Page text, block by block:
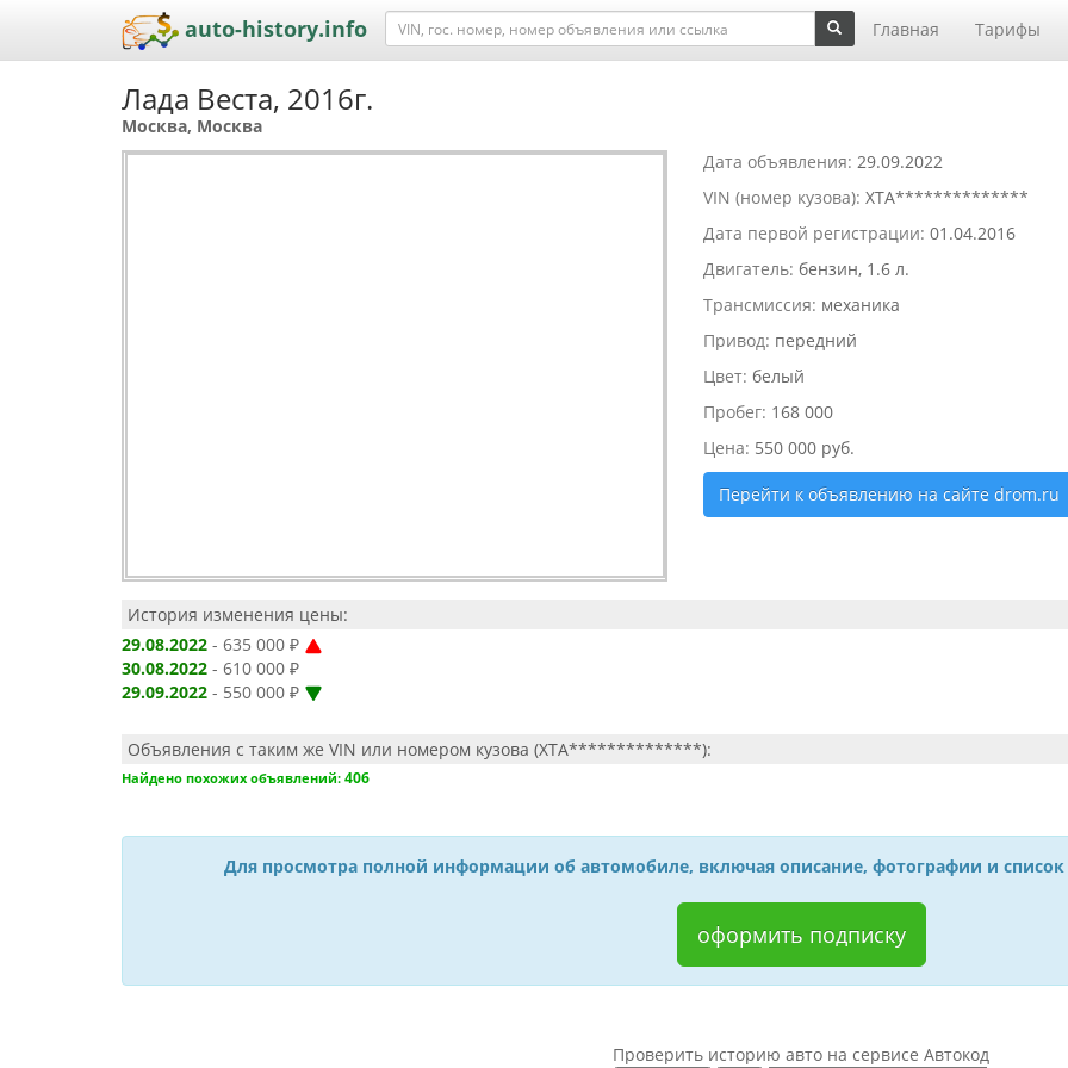
auto-history.info Главная Тарифы
Лада Веста, 2016г.
Москва, Москва
Дата объявления: 29.09.2022
VIN (номер кузова): XTA**************
Дата первой регистрации: 01.04.2016
Двигатель: бензин, 1.6 л.
Трансмиссия: механика
Привод: передний
Цвет: белый
Пробег: 168 000
Цена: 550 000 руб.
Перейти к объявлению на сайте drom.ru
История изменения цены:
29.08.2022 - 635 000 ₽
30.08.2022 - 610 000 ₽
29.09.2022 - 550 000 ₽
Объявления с таким же VIN или номером кузова (XTA**************):
Найдено похожих объявлений: 406
Для просмотра полной информации об автомобиле, включая описание, фотографии и
оформить подписку
Проверить историю авто на сервисе Автокод